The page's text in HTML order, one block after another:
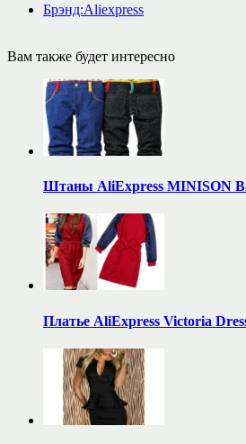
Брэнд:Aliexpress
Вам также будет интересно
Штаны AliExpress MINISON
Платье AliExpress Victoria